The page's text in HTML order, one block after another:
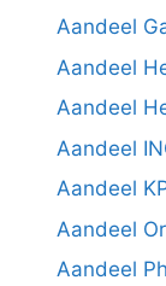
Aandeel
Aandeel
Aandeel
Aandeel
Aandeel
Aandeel
Aandeel